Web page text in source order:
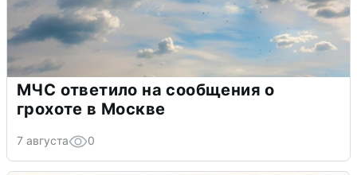
МЧС ответило на сообщения о
грохоте в Москве
7 августа 0